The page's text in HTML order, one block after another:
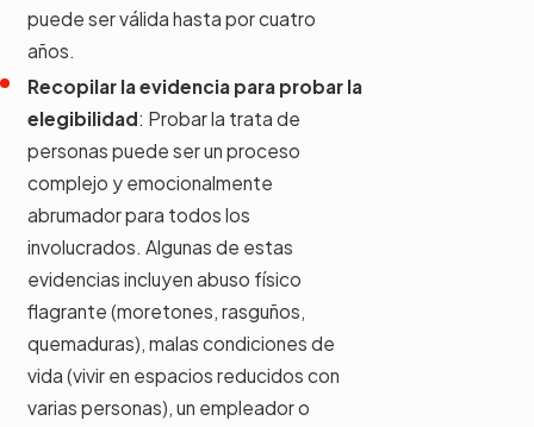
puede ser válida hasta por cuatro
años.
Recopilar la evidencia para probar la
elegibilidad: Probar la trata de
personas puede ser un proceso
complejo y emocionalmente
abrumador para todos los
involucrados. Algunas de estas
evidencias incluyen abuso físico
flagrante (moretones, rasguños,
quemaduras), malas condiciones de
vida (vivir en espacios reducidos con
varias personas), un empleador o